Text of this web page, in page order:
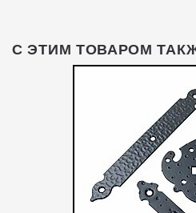
С ЭТИМ ТОВАРОМ